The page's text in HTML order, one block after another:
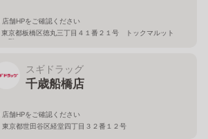
店舗HPをご確認ください
東京都板橋区徳丸三丁目４１番２１号 トックマルット
１階
スギドラッグ
千歳船橋店
店舗HPをご確認ください
東京都世田谷区経堂四丁目３２番１２号